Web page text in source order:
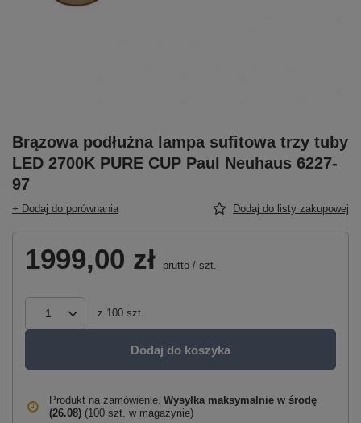
Brązowa podłużna lampa sufitowa trzy tuby
LED 2700K PURE CUP Paul Neuhaus 6227-
97
+ Dodaj do porównania Dodaj do listy zakupowej
1999,00 zł brutto / szt.
z 100 szt.
Dodaj do koszyka
Produkt na zamówienie Wysyłka maksymalnie w środę
(26.08) (100 szt. w magazynie)